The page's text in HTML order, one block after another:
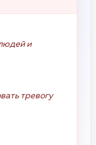
и
тревогу